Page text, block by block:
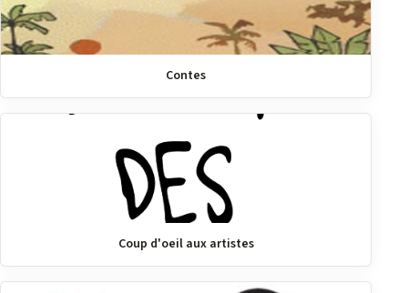
Contes
Coup d'oeil aux artistes